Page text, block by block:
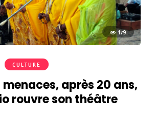
179
CULTURE
après 20 ans,
rouvre son théâtre